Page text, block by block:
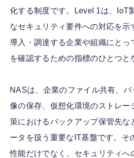
化する制度です。Level 1は、IoT
なセキュリティ要件への対応を示
導入・調達する企業や組織にとっ
を確認するための指標のひとつと
NASは、企業のファイル共有、
像の保存、仮想化環境のストレー
策におけるバックアップ保管先な
ータを扱う重要なIT基盤です。そ
性能だけでなく、セキュリティへ